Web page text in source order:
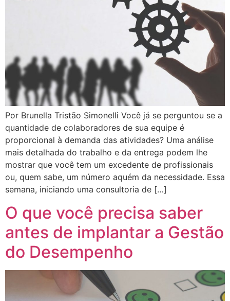
Por Brunella Tristão Simonelli Você já se perguntou se a
quantidade de colaboradores de sua equipe é
proporcional à demanda das atividades? Uma análise
mais detalhada do trabalho e da entrega podem lhe
mostrar que você tem um excedente de profissionais
ou, quem sabe, um número aquém da necessidade. Essa
semana, iniciando uma consultoria de […]
O que você precisa saber
antes de implantar a Gestão
do Desempenho